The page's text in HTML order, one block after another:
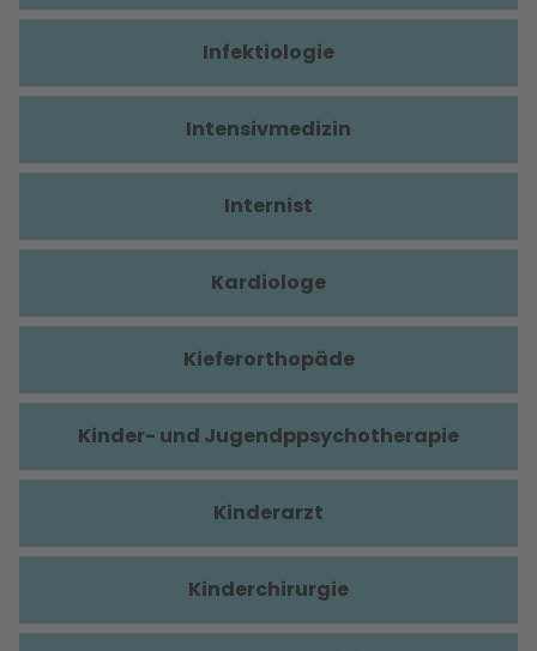
Infektiologie
Intensivmedizin
Internist
Kardiologe
Kieferorthopäde
Kinder- und Jugendppsychotherapie
Kinderarzt
Kinderchirurgie